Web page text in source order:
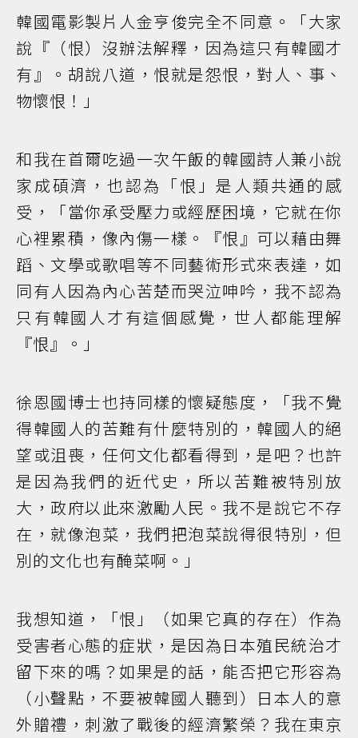
韓國電影製片人金亨俊完全不同意。「大家
說『（恨）沒辦法解釋，因為這只有韓國才
有』。胡說八道，恨就是怨恨，對人、事、
物懷恨！」
和我在首爾吃過一次午飯的韓國詩人兼小說
家成碩濟，也認為「恨」是人類共通的感
受，「當你承受壓力或經歷困境，它就在你
心裡累積，像內傷一樣。『恨』可以藉由舞
蹈、文學或歌唱等不同藝術形式來表達，如
同有人因為內心苦楚而哭泣呻吟，我不認為
只有韓國人才有這個感覺，世人都能理解
『恨』。」
徐恩國博士也持同樣的懷疑態度，「我不覺
得韓國人的苦難有什麼特別的，韓國人的絕
望或沮喪，任何文化都看得到，是吧？也許
是因為我們的近代史，所以苦難被特別放
大，政府以此來激勵人民。我不是說它不存
在，就像泡菜，我們把泡菜說得很特別，但
別的文化也有醃菜啊。」
我想知道，「恨」（如果它真的存在）作為
受害者心態的症狀，是因為日本殖民統治才
留下來的嗎？如果是的話，能否把它形容為
（小聲點，不要被韓國人聽到）日本人的意
外贈禮，刺激了戰後的經濟繁榮？我在東京